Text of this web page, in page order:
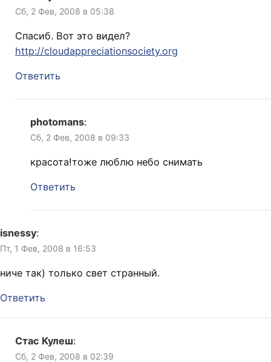
Сб, 2 Фев, 2008 в 05:38
Спасиб. Вот это видел?
http://cloudappreciationsociety.org
Ответить
photomans:
Сб, 2 Фев, 2008 в 09:33
красота!тоже люблю небо снимать
Ответить
isnessy:
Пт, 1 Фев, 2008 в 16:53
ниче так) только свет странный.
Ответить
Стас Кулеш:
Сб, 2 Фев, 2008 в 02:39